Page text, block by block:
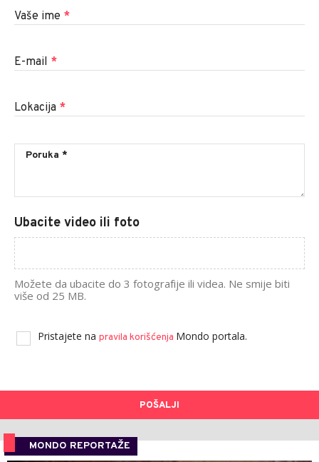
Vaše ime *
E-mail *
Lokacija *
Ubacite video ili foto
Možete da ubacite do 3 fotografije ili videa. Ne smije biti
više od 25 MB.
Pristajete na pravila korišćenja Mondo portala.
POŠALJI
MONDO REPORTAŽE